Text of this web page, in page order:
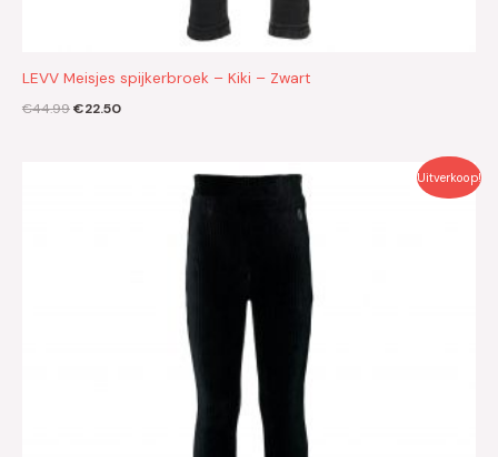
LEVV Meisjes spijkerbroek – Kiki – Zwart
€44.99€22.50
Uitverkoop!